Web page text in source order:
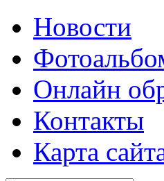
Новости
Онлайн
Контакты
Карта